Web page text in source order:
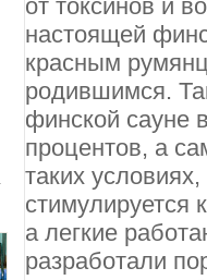
от токсинов и
настоящей
красным
родившимся.
финской сауне
процентов, а
таких
стимулируется
а легкие
разработали